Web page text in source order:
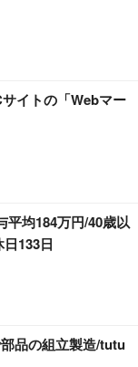
イトの「Webマー
平均184万円/40歳以
133日
品の組立製造/tutu